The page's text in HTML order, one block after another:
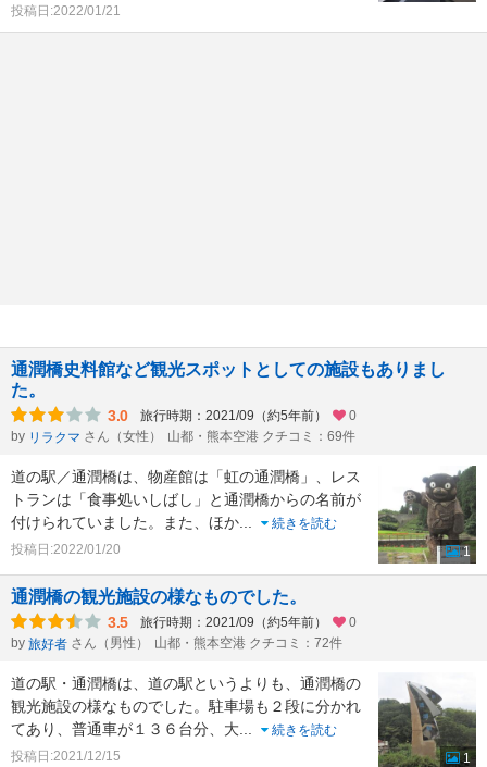
投稿日:2022/01/21
通潤橋史料館など観光スポットとしての施設もありまし
た。
3.0 旅行時期：2021/09（約5年前）
0
by リラクマ さん（女性） 山都・熊本空港 クチコミ：69件
道の駅／通潤橋は、物産館は「虹の通潤橋」、レス
トランは「食事処いしばし」と通潤橋からの名前が
付けられていました。また、ほか...
続きを読む
投稿日:2022/01/20
1
通潤橋の観光施設の様なものでした。
3.5 旅行時期：2021/09（約5年前）
0
by 旅好者 さん（男性） 山都・熊本空港 クチコミ：72件
道の駅・通潤橋は、道の駅というよりも、通潤橋の
観光施設の様なものでした。駐車場も２段に分かれ
てあり、普通車が１３６台分、大...
続きを読む
投稿日:2021/12/15
1